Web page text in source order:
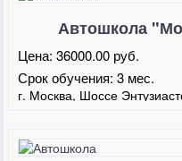
Автошкола
Цена:36000.00 руб.
Срок обучения:3 мес.
г. Москва, Шоссе